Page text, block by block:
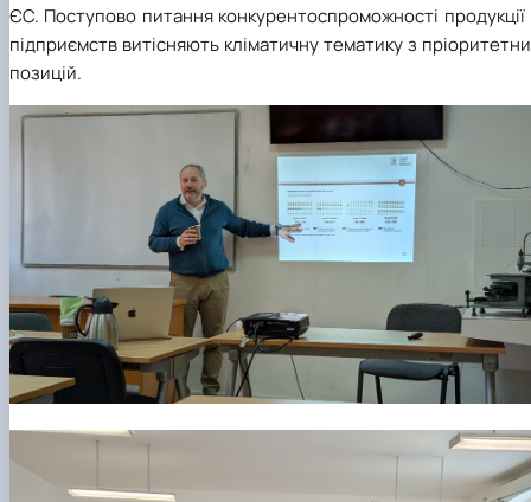
ЄС. Поступово питання конкурентоспроможності продукції
підприємств витісняють кліматичну тематику з
позицій.